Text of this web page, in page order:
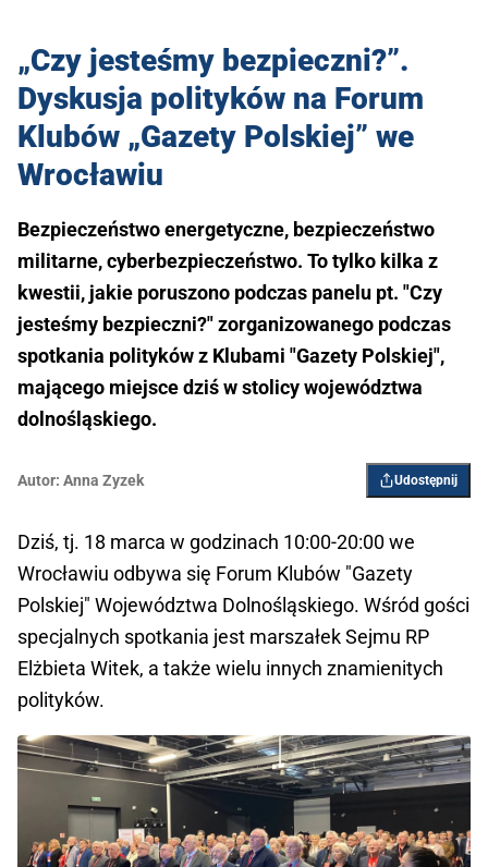
„Czy jesteśmy bezpieczni?”.
Dyskusja polityków na Forum
Klubów „Gazety Polskiej” we
Wrocławiu
Bezpieczeństwo energetyczne, bezpieczeństwo
militarne, cyberbezpieczeństwo. To tylko kilka z
kwestii, jakie poruszono podczas panelu pt. "Czy
jesteśmy bezpieczni?" zorganizowanego podczas
spotkania polityków z Klubami "Gazety Polskiej",
mającego miejsce dziś w stolicy województwa
dolnośląskiego.
Autor: Anna Zyzek Udostępnij
Dziś, tj. 18 marca w godzinach 10:00-20:00 we
Wrocławiu odbywa się Forum Klubów "Gazety
Polskiej" Województwa Dolnośląskiego. Wśród gości
specjalnych spotkania jest marszałek Sejmu RP
Elżbieta Witek, a także wielu innych znamienitych
polityków.